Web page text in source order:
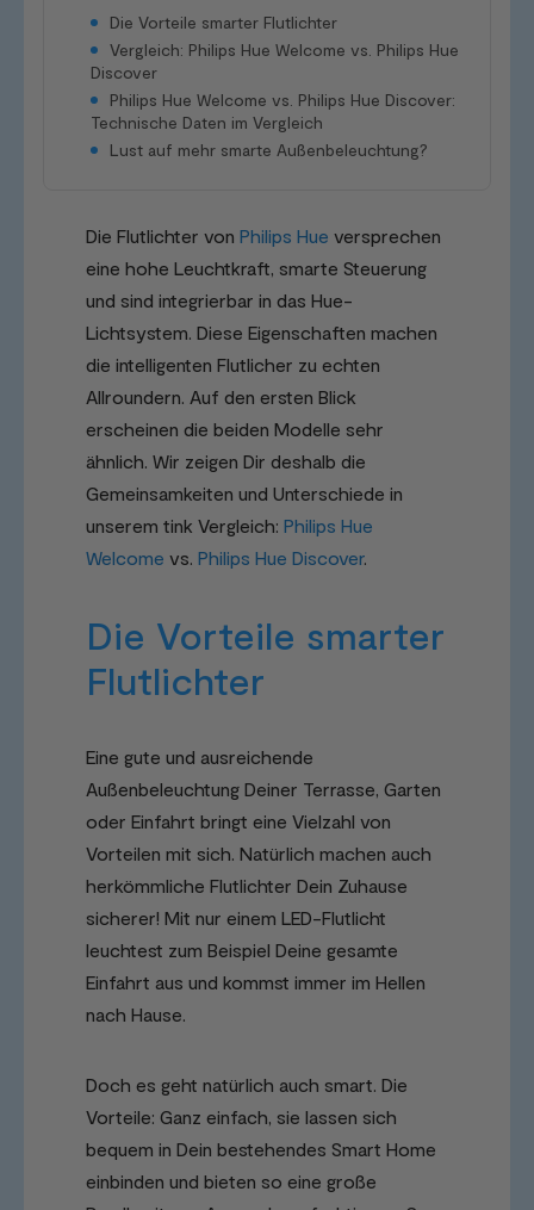
Die Vorteile smarter Flutlichter
Vergleich: Philips Hue Welcome vs. Philips Hue
Discover
Philips Hue Welcome vs. Philips Hue Discover:
Technische Daten im Vergleich
Lust auf mehr smarte Außenbeleuchtung?
Die Flutlichter von Philips Hue versprechen
eine hohe Leuchtkraft, smarte Steuerung
und sind integrierbar in das Hue-
Lichtsystem. Diese Eigenschaften machen
die intelligenten Flutlicher zu echten
Allroundern. Auf den ersten Blick
erscheinen die beiden Modelle sehr
ähnlich. Wir zeigen Dir deshalb die
Gemeinsamkeiten und Unterschiede in
unserem tink Vergleich: Philips Hue
Welcome vs. Philips Hue Discover.
Die Vorteile smarter
Flutlichter
Eine gute und ausreichende
Außenbeleuchtung Deiner Terrasse, Garten
oder Einfahrt bringt eine Vielzahl von
Vorteilen mit sich. Natürlich machen auch
herkömmliche Flutlichter Dein Zuhause
sicherer! Mit nur einem LED-Flutlicht
leuchtest zum Beispiel Deine gesamte
Einfahrt aus und kommst immer im Hellen
nach Hause.
Doch es geht natürlich auch smart. Die
Vorteile: Ganz einfach, sie lassen sich
bequem in Dein bestehendes Smart Home
einbinden und bieten so eine große